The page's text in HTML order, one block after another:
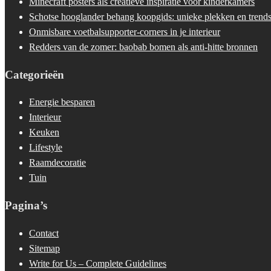
Schotse hooglander behang koopgids: unieke plekken en trends
Onmisbare voetbalsupporter-corners in je interieur
Redders van de zomer: baobab bomen als anti-hitte bronnen
Categorieën
Energie besparen
Interieur
Keuken
Lifestyle
Raamdecoratie
Tuin
Pagina’s
Contact
Sitemap
Write for Us – Complete Guidelines